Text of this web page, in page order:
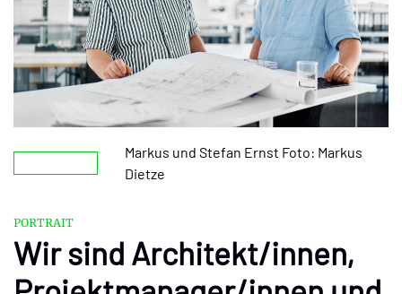
PORTRAIT
Wir sind Architekt/innen,
Markus und Stefan Ernst Foto: Markus
Dietze